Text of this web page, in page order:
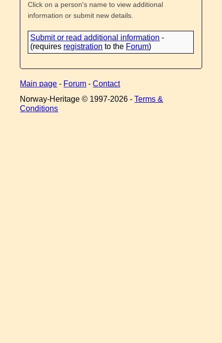
Click on a person's name to view additional
information or submit new details.
Submit or read additional information -
(requires registration to the Forum)
Main page - Forum -Contact
Norway-Heritage © 1997-2026 -Terms &
Conditions